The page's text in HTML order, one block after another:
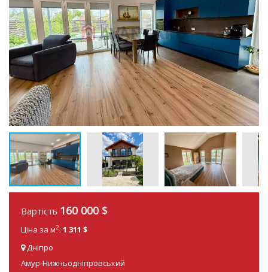
Вартість 160 000 $
Ціна за м2: 1 311 $
Дніпро
Амур-Нижньодніпровський